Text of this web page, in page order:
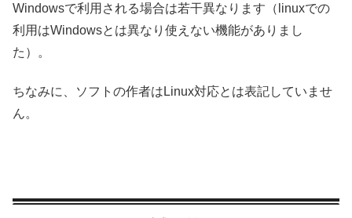
Windowsで利用される場合は若干異なります（linuxでの
利用はWindowsとは異なり使えない機能がありまし
た）。
ちなみに、ソフトの作者はLinux対応とは表記していませ
ん。